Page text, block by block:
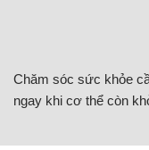
Chăm sóc sức khỏe
ngay khi cơ thể còn